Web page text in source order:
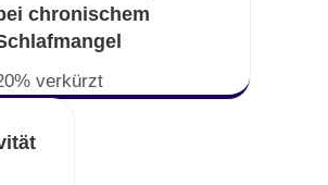
chronischem
verkürzt